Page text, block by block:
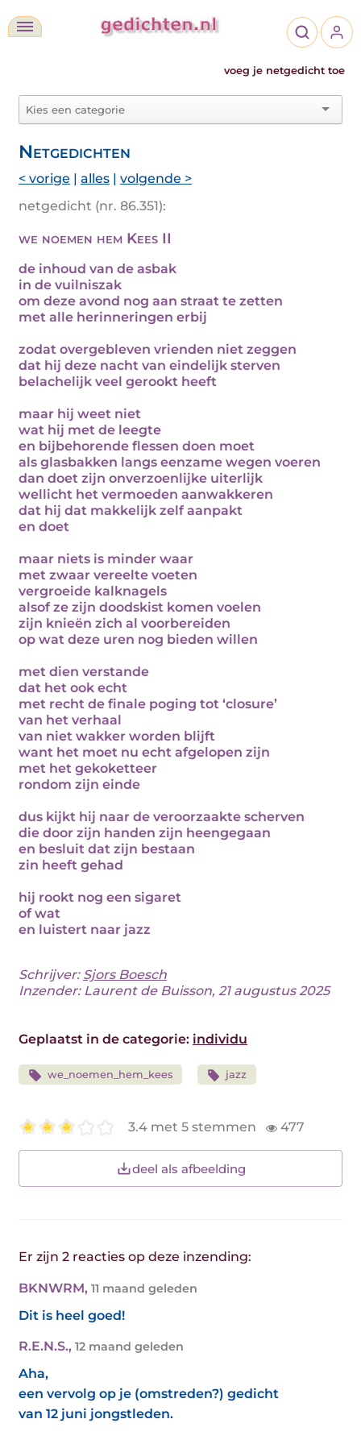
voeg je netgedicht toe
Netgedichten
< vorige | alles | volgende >
netgedicht (nr. 86.351):
we noemen hem Kees II
de inhoud van de asbak
in de vuilniszak
om deze avond nog aan straat te zetten
met alle herinneringen erbij
zodat overgebleven vrienden niet zeggen
dat hij deze nacht van eindelijk sterven
belachelijk veel gerookt heeft
maar hij weet niet
wat hij met de leegte
en bijbehorende flessen doen moet
als glasbakken langs eenzame wegen voeren
dan doet zijn onverzoenlijke uiterlijk
wellicht het vermoeden aanwakkeren
dat hij dat makkelijk zelf aanpakt
en doet
maar niets is minder waar
met zwaar vereelte voeten
vergroeide kalknagels
alsof ze zijn doodskist komen voelen
zijn knieën zich al voorbereiden
op wat deze uren nog bieden willen
met dien verstande
dat het ook echt
met recht de finale poging tot ‘closure’
van het verhaal
van niet wakker worden blijft
want het moet nu echt afgelopen zijn
met het gekoketteer
rondom zijn einde
dus kijkt hij naar de veroorzaakte scherven
die door zijn handen zijn heengegaan
en besluit dat zijn bestaan
zin heeft gehad
hij rookt nog een sigaret
of wat
en luistert naar jazz
Schrijver: Sjors Boesch
Inzender: Laurent de Buisson, 21 augustus 2025
Geplaatst in de categorie: individu
we_noemen_hem_kees jazz
3.4 met 5 stemmen 477
deel als afbeelding
Er zijn 2 reacties op deze inzending:
BKNWRM, 11 maand geleden
Dit is heel goed!
R.E.N.S., 12 maand geleden
Aha,
een vervolg op je (omstreden?) gedicht
van 12 juni jongstleden.